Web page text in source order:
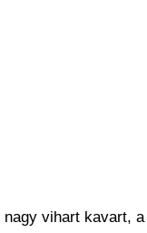
vihart kavart,